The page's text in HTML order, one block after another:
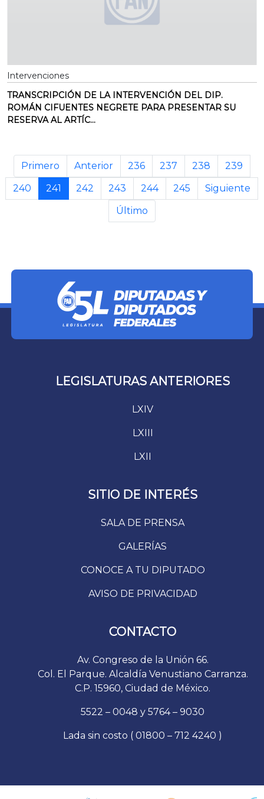
Intervenciones
TRANSCRIPCIÓN DE LA INTERVENCIÓN DEL DIP.
ROMÁN CIFUENTES NEGRETE PARA PRESENTAR SU
RESERVA AL ARTÍC...
Primero Anterior 236 237 238
239
240
241 242 243 244 245
Siguiente
Último
LEGISLATURAS ANTERIORES
LXIV
LXIII
LXII
SITIO DE INTERÉS
SALA DE PRENSA
GALERÍAS
CONOCE A TU DIPUTADO
AVISO DE PRIVACIDAD
CONTACTO
Av. Congreso de la Unión 66.
Col. El Parque. Alcaldía Venustiano Carranza.
C.P. 15960, Ciudad de México.
5522 – 0048 y 5764 – 9030
Lada sin costo ( 01800 – 712 4240 )